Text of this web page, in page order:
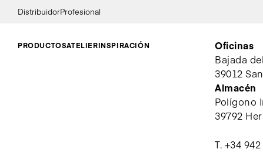
DistribuidorProfesional
PRODUCTOSATELIERINSPIRACIÓN
Oficinas
Bajada
39012
Almacén
Polígono
39792
T. +34